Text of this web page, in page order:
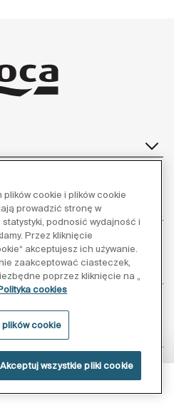
Supraglaze
nas:
plików cookie i plików cookie
prowadzić stronę w
statystyki, podnosić wydajność i
Przez kliknięcie
akceptujesz ich używanie.
zaakceptować ciasteczek,
poprzez kliknięcie na „
cookies
cookie
Akceptuj wszystkie pliki cookie